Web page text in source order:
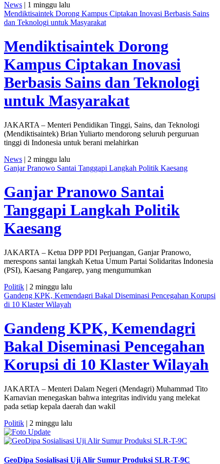
News | 1 minggu lalu
Mendiktisaintek Dorong Kampus Ciptakan Inovasi Berbasis Sains
dan Teknologi untuk Masyarakat
Mendiktisaintek Dorong
Kampus Ciptakan Inovasi
Berbasis Sains dan Teknologi
untuk Masyarakat
JAKARTA – Menteri Pendidikan Tinggi, Sains, dan Teknologi
(Mendiktisaintek) Brian Yuliarto mendorong seluruh perguruan
tinggi di Indonesia untuk berani melahirkan
News | 2 minggu lalu
Ganjar Pranowo Santai Tanggapi Langkah Politik Kaesang
Ganjar Pranowo Santai
Tanggapi Langkah Politik
Kaesang
JAKARTA – Ketua DPP PDI Perjuangan, Ganjar Pranowo,
merespons santai langkah Ketua Umum Partai Solidaritas Indonesia
(PSI), Kaesang Pangarep, yang mengumumkan
Politik | 2 minggu lalu
Gandeng KPK, Kemendagri Bakal Diseminasi Pencegahan Korupsi
di 10 Klaster Wilayah
Gandeng KPK, Kemendagri
Bakal Diseminasi Pencegahan
Korupsi di 10 Klaster Wilayah
JAKARTA – Menteri Dalam Negeri (Mendagri) Muhammad Tito
Karnavian menegaskan bahwa integritas individu yang melekat
pada setiap kepala daerah dan wakil
Politik | 2 minggu lalu
GeoDipa Sosialisasi Uji Alir Sumur Produksi SLR-T-9C